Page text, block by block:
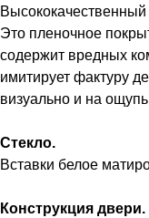
Это пленочное
содержит вредных
имитирует фактуру
визуально и на
Стекло.
Вставки белое
Конструкция двери.